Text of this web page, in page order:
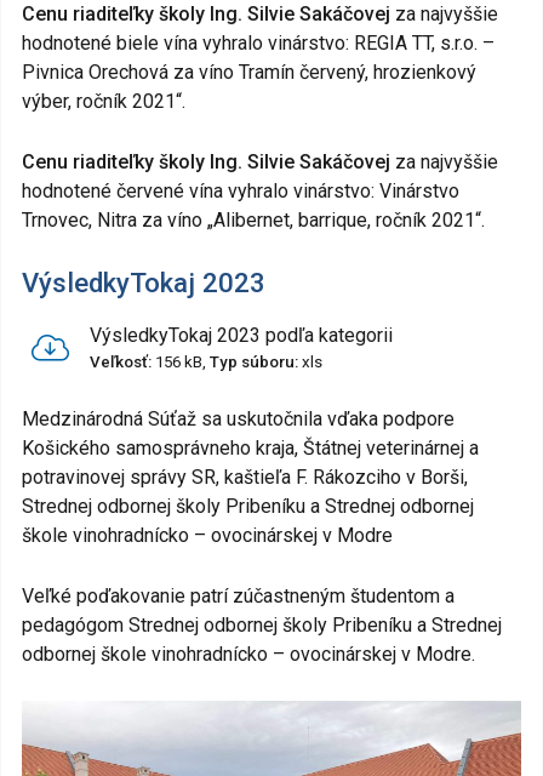
Cenu riaditeľky školy Ing. Silvie Sakáčovej za najvyššie
hodnotené biele vína vyhralo vinárstvo: REGIA TT, s.r.o. –
Pivnica Orechová za víno Tramín červený, hrozienkový
výber, ročník 2021“.
Cenu riaditeľky školy Ing. Silvie Sakáčovej za najvyššie
hodnotené červené vína vyhralo vinárstvo: Vinárstvo
Trnovec, Nitra za víno „Alibernet, barrique, ročník 2021“.
VýsledkyTokaj 2023
VýsledkyTokaj 2023 podľa kategorii
Veľkosť:156 kB, Typ súboru:xls
Medzinárodná Súťaž sa uskutočnila vďaka podpore
Košického samosprávneho kraja, Štátnej veterinárnej a
potravinovej správy SR, kaštieľa F. Rákozciho v Borši,
Strednej odbornej školy Pribeníku a Strednej odbornej
škole vinohradnícko – ovocinárskej v Modre
Veľké poďakovanie patrí zúčastneným študentom a
pedagógom Strednej odbornej školy Pribeníku a Strednej
odbornej škole vinohradnícko – ovocinárskej v Modre.